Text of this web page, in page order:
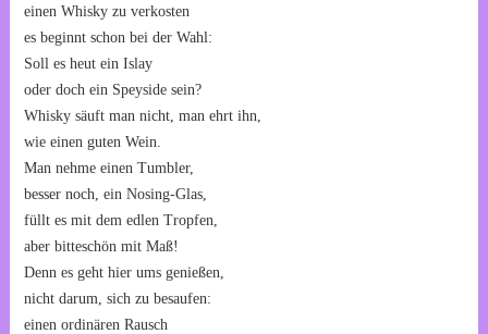
einen Whisky zu verkosten
es beginnt schon bei der Wahl:
Soll es heut ein Islay
oder doch ein Speyside sein?
Whisky säuft man nicht, man ehrt ihn,
wie einen guten Wein.
Man nehme einen Tumbler,
besser noch, ein Nosing-Glas,
füllt es mit dem edlen Tropfen,
aber bitteschön mit Maß!
Denn es geht hier ums genießen,
nicht darum, sich zu besaufen:
einen ordinären Rausch